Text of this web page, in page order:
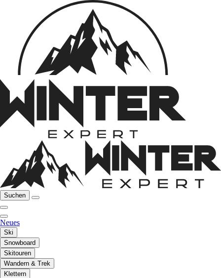
Suchen
Neues
Ski
Snowboard
Skitouren
Wandern & Trek
Klettern